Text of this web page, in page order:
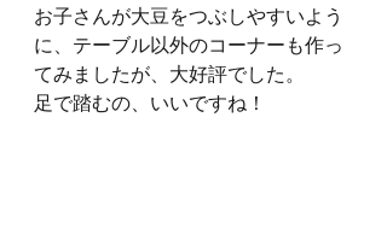
お子さんが大豆をつぶしやすいよう
に、テーブル以外のコーナーも作っ
てみましたが、大好評でした。
足で踏むの、いいですね！